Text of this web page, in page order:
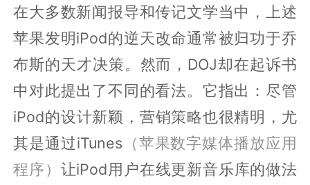
在大多数新闻报导和传记文学当中，上述
苹果发明iPod的逆天改命通常被归功于乔
布斯的天才决策。然而，DOJ却在起诉书
中对此提出了不同的看法。它指出：尽管
iPod的设计新颖，营销策略也很精明，尤
其是通过iTunes （苹果数字媒体播放应用
程序） 让iPod用户在线更新音乐库的做法